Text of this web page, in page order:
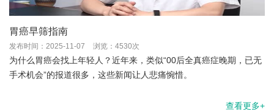
胃癌早筛指南
发布时间：2025-11-07 浏览：4530次
为什么胃癌会找上年轻人？近年来，类似“00后全真癌症晚期，已无
手术机会”的报道很多，这些新闻让人悲痛惋惜。
查看更多+